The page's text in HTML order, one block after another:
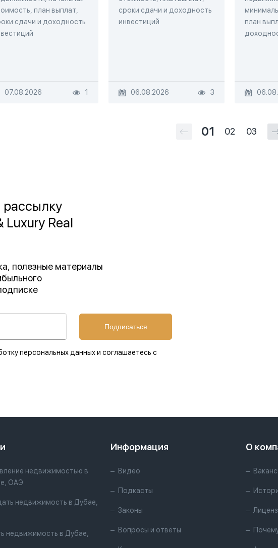
план выплат,
сдачи и доходность
07.08.2026 1
сроки сдачи и доходность
инвестиций
06.08.2026 3
план
01 02 03
Luxury Real
полезные материалы
Подписаться
персональных данных и соглашаетесь с
недвижимостью в
ОАЭ
недвижимость в Дубае,
недвижимость в Дубае,
Информация
Видео
Подкасты
Законы
Вопросы и ответы
О